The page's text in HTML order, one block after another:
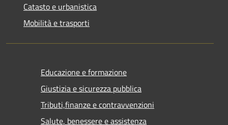
Catasto e urbanistica
Mobilità e trasporti
Educazione e formazione
Giustizia e sicurezza pubblica
Tributi,finanze e contravvenzioni
Salute, benessere e assistenza